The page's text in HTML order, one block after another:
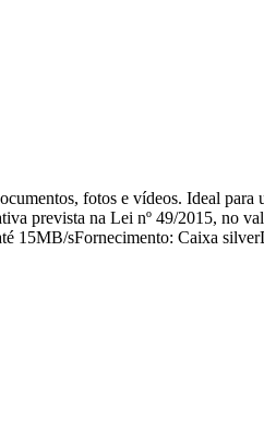
fotos e vídeos. Ideal
prevista na Lei nº 49/2015,
15MB/sFornecimento: Caixa